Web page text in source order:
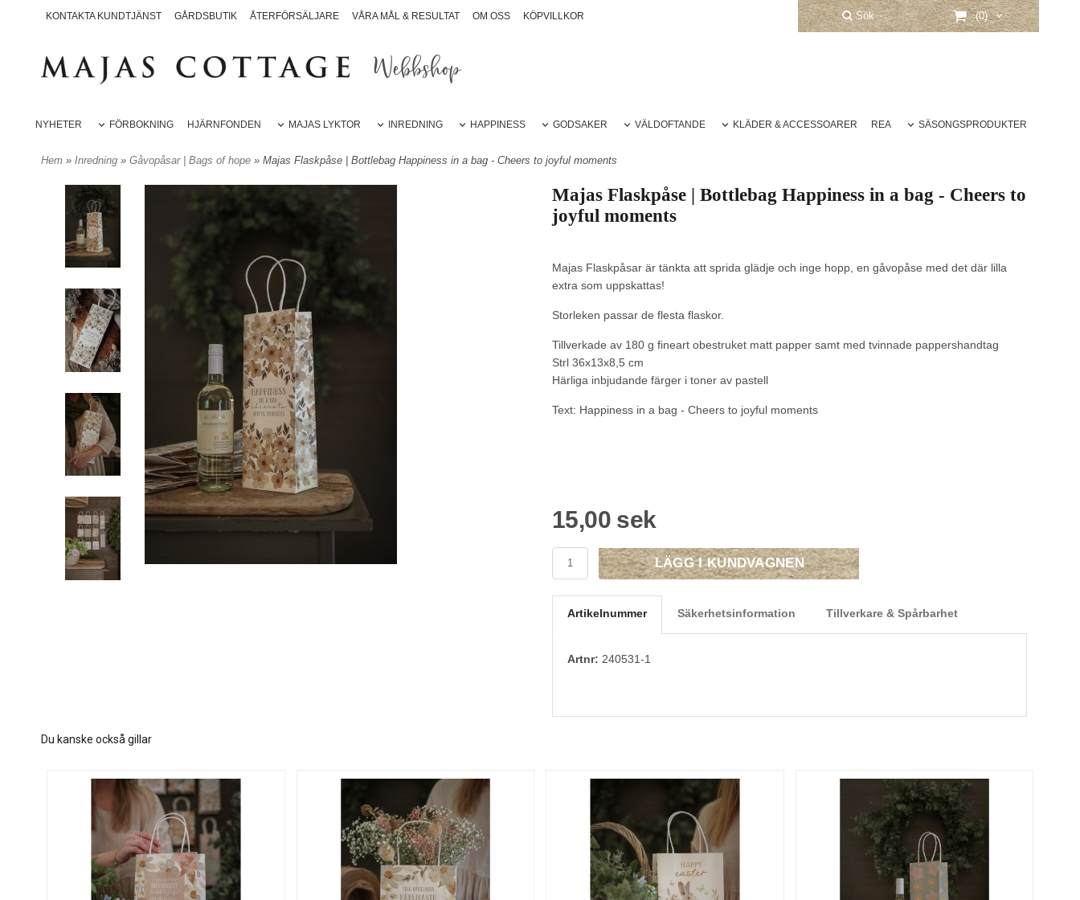
KONTAKTA KUNDTJÄNST GÅRDSBUTIK ÅTERFÖRSÄLJARE VÅRA MÅL & RESULTAT OM OSS KÖPVILLKOR Sök (0)
Webbshop
NYHETER FÖRBOKNING HJÄRNFONDEN MAJAS LYKTOR INREDNING HAPPINESS GODSAKER VÄLDOFTANDE KLÄDER & ACCESSOARER REA SÄSONGSPRODUKTER
Hem » Inredning » Gåvopåsar | Bags of hope » Majas Flaskpåse | Bottlebag Happiness in a bag - Cheers to joyful moments
Majas Flaskpåse | Bottlebag Happiness in a bag - Cheers to
joyful moments
Majas Flaskpåsar är tänkta att sprida glädje och inge hopp, en gåvopåse med det där lilla
extra som uppskattas!
Storleken passar de flesta flaskor.
Tillverkade av 180 g fineart obestruket matt papper samt med tvinnade pappershandtag
Strl 36x13x8,5 cm
Härliga inbjudande färger i toner av pastell
Text: Happiness in a bag - Cheers to joyful moments
15,00 sek
LÄGG I KUNDVAGNEN
Artikelnummer Säkerhetsinformation Tillverkare & Spårbarhet
Artnr: 240531-1
Du kanske också gillar